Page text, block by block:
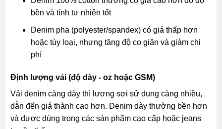
bền và tính tự nhiên tốt
Denim pha (polyester/spandex) có giá thấp hơn
hoặc tùy loại, nhưng tăng độ co giãn và giảm chi
phí
Định lượng vải (độ dày - oz hoặc GSM)
Vải denim càng dày thì lượng sợi sử dụng càng nhiều,
dẫn đến giá thành cao hơn. Denim dày thường bền hơn
và được dùng trong các sản phẩm cao cấp hoặc jeans